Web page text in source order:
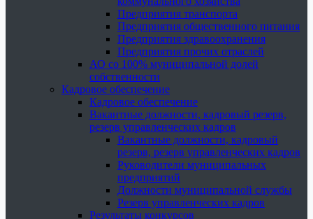
Предприятия транспорта
Предприятия общественного питания
Предприятия здравоохранения
Предприятия прочих отраслей
АО со 100% муниципальной долей
собственности
Кадровое обеспечение
Кадровое обеспечение
Вакантные должности, кадровый резерв,
резерв управленческих кадров
Вакантные должности, кадровый
резерв, резерв управленческих кадров
Руководители муниципальных
предприятий
Должности муниципальной службы
Резерв управленческих кадров
Результаты конкурсов